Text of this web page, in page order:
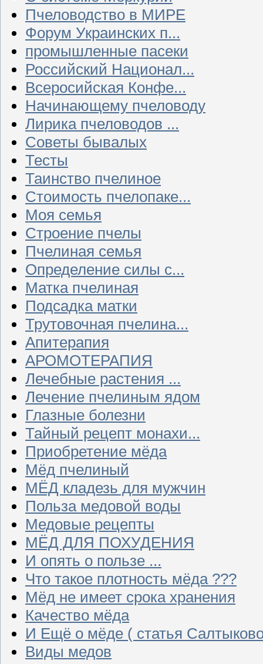
Пчеловодство в МИРЕ
Форум Украинских п...
промышленные пасеки
Российский Национал...
Всеросийская Конфе...
Начинающему пчеловоду
Лирика пчеловодов ...
Советы бывалых
Тесты
Таинство пчелиное
Стоимость пчелопаке...
Моя семья
Строение пчелы
Пчелиная семья
Определение силы с...
Матка пчелиная
Подсадка матки
Трутовочная пчелина...
Апитерапия
АРОМОТЕРАПИЯ
Лечебные растения ...
Лечение пчелиным ядом
Глазные болезни
Тайный рецепт монахи...
Приобретение мёда
Мёд пчелиный
МЁД кладезь для мужчин
Польза медовой воды
Медовые рецепты
МЁД ДЛЯ ПОХУДЕНИЯ
И опять о пользе ...
Что такое плотность мёда ???
Мёд не имеет срока хранения
Качество мёда
И Ещё о мёде ( статья
Виды медов